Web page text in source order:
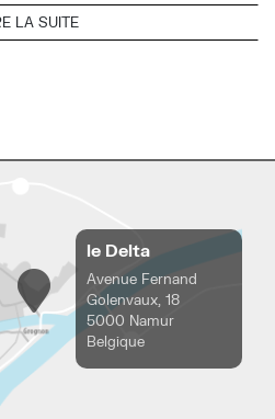
LA SUITE
le Delta
Avenue Fernand
Golenvaux, 18
5000 Namur
Belgique